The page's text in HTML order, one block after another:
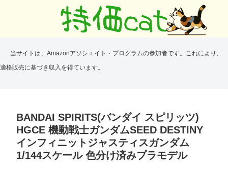
当サイトは、Amazonアソシエイト・プログラムの参加者です。これにより、
適格販売に基づき収入を得ています。
BANDAI SPIRITS(バンダイ スピリッツ)
HGCE 機動戦士ガンダムSEED DESTINY
インフィニットジャスティスガンダム
1/144スケール 色分け済みプラモデル